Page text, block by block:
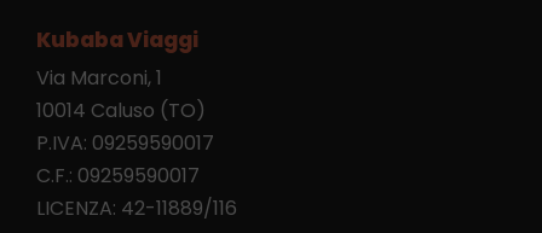
Kubaba Viaggi
Via Marconi, 1
10014 Caluso (TO)
P.IVA: 09259590017
C.F.: 09259590017
LICENZA: 42-11889/116